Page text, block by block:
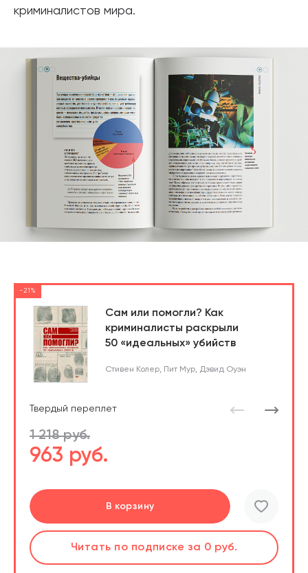
криминалистов мира.
-21%
Сам или помогли? Как
криминалисты раскрыли
50 «идеальных» убийств
Стивен Колер, Пит Мур, Дэвид Оуэн
Твердый переплет
1 218 руб.
963 руб.
В корзину
В корзине
Читать по подписке за 0 руб.
Перейти
Читать по подписке за 0 руб.